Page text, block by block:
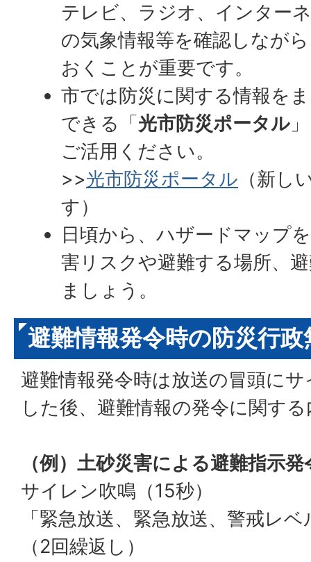
テレビ、ラジオ、インター
の気象情報等を確認しなが
おくことが重要です。
市では防災に関する情報を
できる「 光市防災ポータル
ご活用ください。
>>光市防災ポータル （新し
す）
日頃から、ハザードマップ
害リスクや避難する場所、
ましょう。
避難情報発令時の防災行
避難情報発令時は放送の冒頭に
した後、避難情報の発令に関す
（例）土砂災害による避難指示
サイレン吹鳴（15秒）
「緊急放送、緊急放送、警戒レ
（2回繰返し）